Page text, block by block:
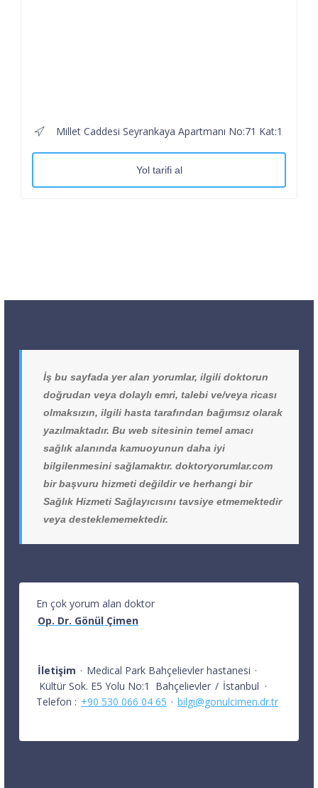
Millet Caddesi Seyrankaya Apartmanı No:71 Kat:1
Yol tarifi al
İş bu sayfada yer alan yorumlar, ilgili doktorun
doğrudan veya dolaylı emri, talebi ve/veya ricası
olmaksızın, ilgili hasta tarafından bağımsız olarak
yazılmaktadır. Bu web sitesinin temel amacı
sağlık alanında kamuoyunun daha iyi
bilgilenmesini sağlamaktır. doktoryorumlar.com
bir başvuru hizmeti değildir ve herhangi bir
Sağlık Hizmeti Sağlayıcısını tavsiye etmemektedir
veya desteklememektedir.
En çok yorum alan doktor
Op. Dr. Gönül Çimen
İletişim · Medical Park Bahçelievler hastanesi ·
Kültür Sok. E5 Yolu No:1
Bahçelievler / İstanbul ·
Telefon : +90 530 066 04 65 · bilgi@gonulcimen.dr.tr